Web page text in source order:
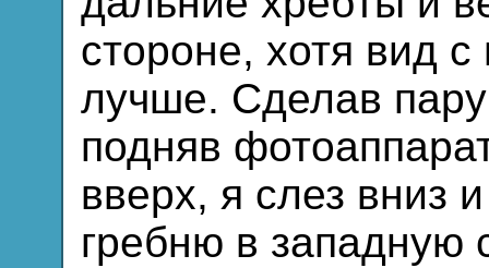
стороне, хотя вид
лучше. Сделав
подняв
вверх, я слез вниз
гребню в западную